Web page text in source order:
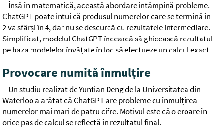
Însă în matematică, această abordare întâmpină probleme.
ChatGPT poate intui că produsul numerelor care se termină în
2 va sfârși în 4, dar nu se descurcă cu rezultatele intermediare.
Simplificat, modelul ChatGPT încearcă să ghicească rezultatul
pe baza modelelor învățate în loc să efectueze un calcul exact.
Provocare numită înmulțire
Un studiu realizat de Yuntian Deng de la Universitatea din
Waterloo a arătat că ChatGPT are probleme cu înmulțirea
numerelor mai mari de patru cifre. Motivul este că o eroare în
orice pas de calcul se reflectă în rezultatul final.